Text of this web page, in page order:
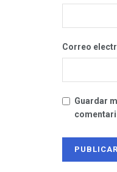
Correo
Guardar